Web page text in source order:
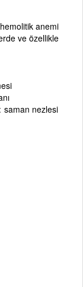
anemi
ve özellikle
saman nezlesi